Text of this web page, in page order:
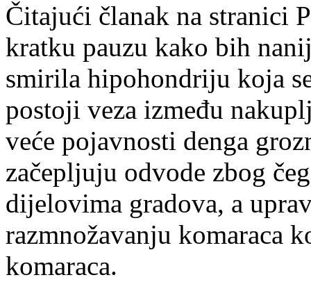
Čitajući članak na stranici
kratku pauzu kako bih
smirila hipohondriju koja
postoji veza između
veće pojavnosti denga
začepljuju odvode zbog
dijelovima gradova, a
razmnožavanju komaraca
komaraca.